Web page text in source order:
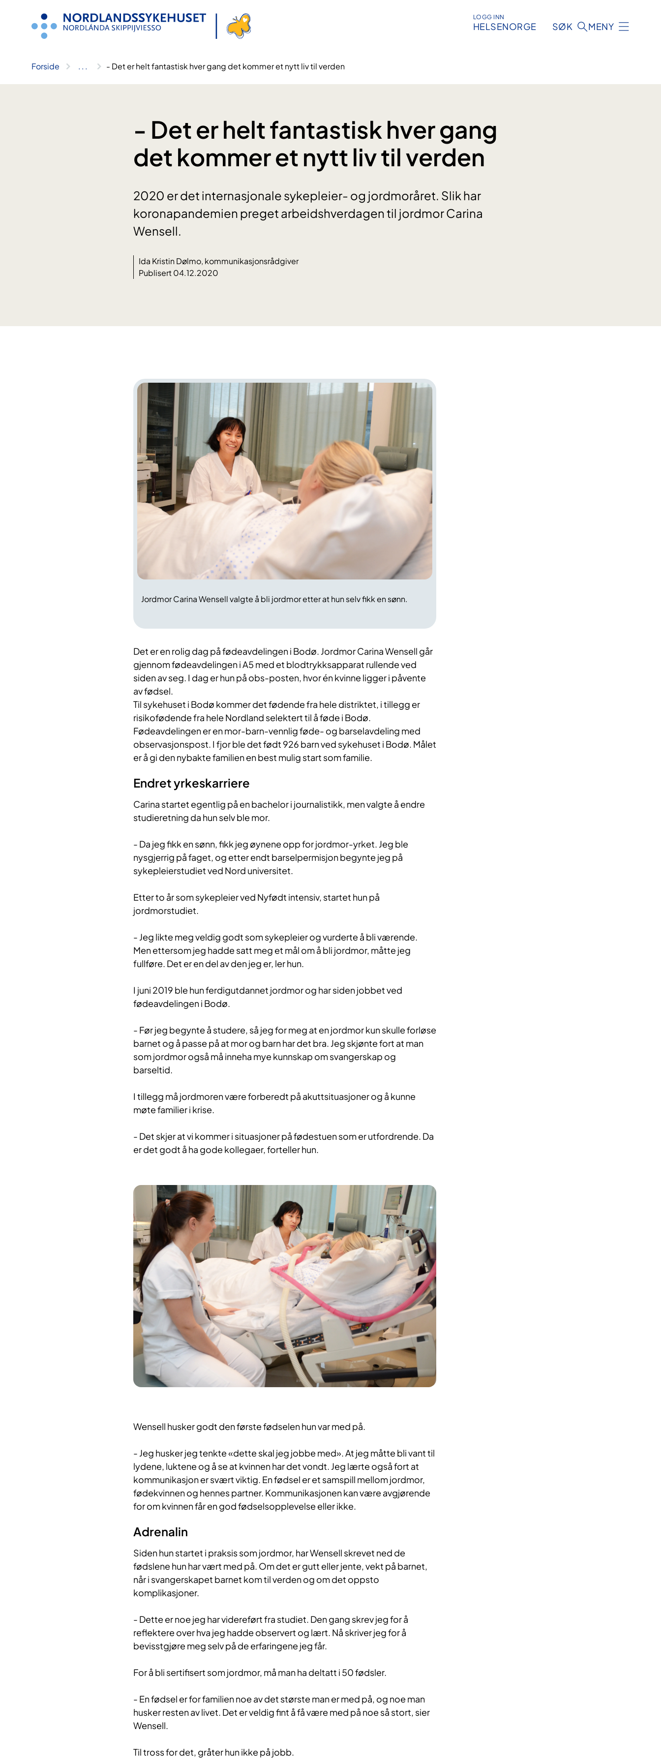
LOGG INN
HELSENORGE SØK MENY
Forside .. . - Det er helt fantastisk hver gang det kommer et nytt liv til verden
- Det er helt fantastisk hver gang
det kommer et nytt liv til verden
2020 er det internasjonale sykepleier- og jordmoråret. Slik har
koronapandemien preget arbeidshverdagen til jordmor Carina
Wensell.
Ida Kristin Dølmo, kommunikasjonsrådgiver
Publisert 04.12.2020
Jordmor Carina Wensell valgte å bli jordmor etter at hun selv fikk en sønn.
Det er en rolig dag på fødeavdelingen i Bodø. Jordmor Carina Wensell går
gjennom fødeavdelingen i A5 med et blodtrykksapparat rullende ved
siden av seg. I dag er hun på obs-posten, hvor én kvinne ligger i påvente
av fødsel.
Til sykehuset i Bodø kommer det fødende fra hele distriktet, i tillegg er
risikofødende fra hele Nordland selektert til å føde i Bodø.
Fødeavdelingen er en mor-barn-vennlig føde- og barselavdeling med
observasjonspost. I fjor ble det født 926 barn ved sykehuset i Bodø. Målet
er å gi den nybakte familien en best mulig start som familie.
Endret yrkeskarriere
Carina startet egentlig på en bachelor i journalistikk, men valgte å endre
studieretning da hun selv ble mor.
- Da jeg fikk en sønn, fikk jeg øynene opp for jordmor-yrket. Jeg ble
nysgjerrig på faget, og etter endt barselpermisjon begynte jeg på
sykepleierstudiet ved Nord universitet.
Etter to år som sykepleier ved Nyfødt intensiv, startet hun på
jordmorstudiet.
- Jeg likte meg veldig godt som sykepleier og vurderte å bli værende.
Men ettersom jeg hadde satt meg et mål om å bli jordmor, måtte jeg
fullføre. Det er en del av den jeg er, ler hun.
I juni 2019 ble hun ferdigutdannet jordmor og har siden jobbet ved
fødeavdelingen i Bodø.
- Før jeg begynte å studere, så jeg for meg at en jordmor kun skulle forløse
barnet og å passe på at mor og barn har det bra. Jeg skjønte fort at man
som jordmor også må inneha mye kunnskap om svangerskap og
barseltid.
I tillegg må jordmoren være forberedt på akuttsituasjoner og å kunne
møte familier i krise.
- Det skjer at vi kommer i situasjoner på fødestuen som er utfordrende. Da
er det godt å ha gode kollegaer, forteller hun.
Wensell husker godt den første fødselen hun var med på.
- Jeg husker jeg tenkte «dette skal jeg jobbe med». At jeg måtte bli vant til
lydene, luktene og å se at kvinnen har det vondt. Jeg lærte også fort at
kommunikasjon er svært viktig. En fødsel er et samspill mellom jordmor,
fødekvinnen og hennes partner. Kommunikasjonen kan være avgjørende
for om kvinnen får en god fødselsopplevelse eller ikke.
Adrenalin
Siden hun startet i praksis som jordmor, har Wensell skrevet ned de
fødslene hun har vært med på. Om det er gutt eller jente, vekt på barnet,
når i svangerskapet barnet kom til verden og om det oppsto
komplikasjoner.
- Dette er noe jeg har videreført fra studiet. Den gang skrev jeg for å
reflektere over hva jeg hadde observert og lært. Nå skriver jeg for å
bevisstgjøre meg selv på de erfaringene jeg får.
For å bli sertifisert som jordmor, må man ha deltatt i 50 fødsler.
- En fødsel er for familien noe av det største man er med på, og noe man
husker resten av livet. Det er veldig fint å få være med på noe så stort, sier
Wensell.
Til tross for det, gråter hun ikke på jobb.